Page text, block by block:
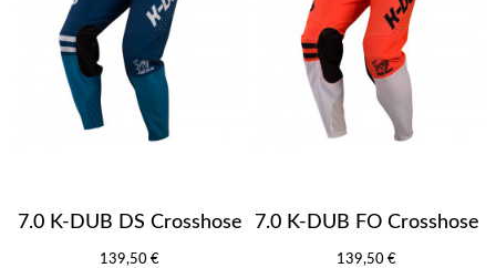
7.0 K-DUB DS Crosshose
139,50 €
7.0 K-DUB FO Crosshose
139,50 €